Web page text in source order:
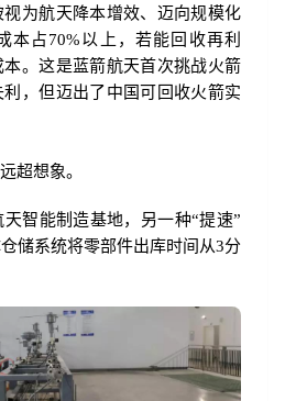
为航天降本增效、迈向规模化
占70%以上，若能回收再利
。这是蓝箭航天首次挑战火箭
，但迈出了中国可回收火箭实
超想象。
智能制造基地，另一种“提速”
储系统将零部件出库时间从3分